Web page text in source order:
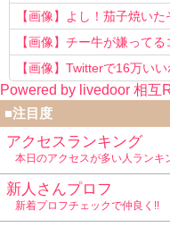
www
【画像】よし！茄子焼い
【画像】チー牛が嫌って
確定ｗｗ
【画像】Twitterで16万い
リで草www
Powered by livedoor 相互
■注目度
アクセスランキング
本日のアクセスが多い人ランキ
新人さんプロフ
新着プロフチェックで仲良く!!